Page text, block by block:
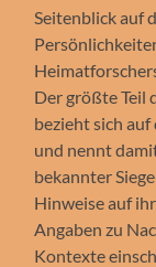
Seitenblick auf
Der größte Teil
bezieht sich auf
und nennt
bekannter
Hinweise auf
Angaben zu
Kontexte